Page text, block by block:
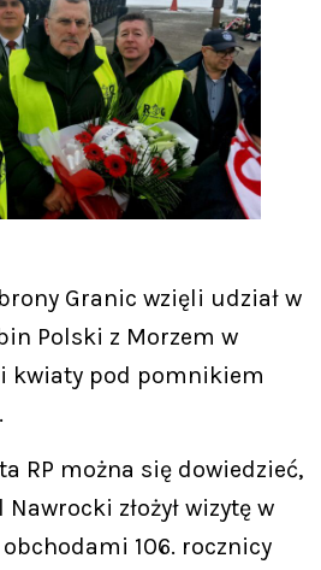
Granic wzięli udział w
Polski z Morzem w
kwiaty pod pomnikiem
RP można się dowiedzieć,
złożył wizytę w
106. rocznicy